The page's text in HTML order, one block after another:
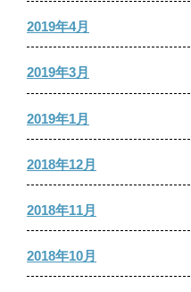
2019年4月
2019年3月
2019年1月
2018年12月
2018年11月
2018年10月